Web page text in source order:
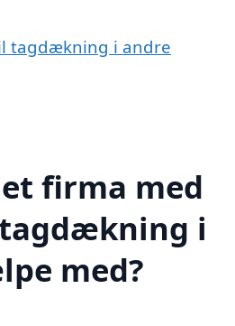
tagdækning i andre
firma med
i
med?